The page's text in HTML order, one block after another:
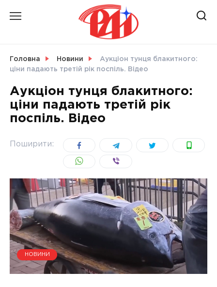
Головна Новини
Аукціон тунця блакитного:
ціни падають третій рік поспіль. Відео
Аукціон тунця блакитного:
ціни падають третій рік
поспіль. Відео
Поширити:
НОВИНИ